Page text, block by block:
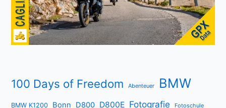
100 Days of Freedom Abenteuer BMW
BMW K1200 Bonn D800 D800E Fotografie Fotoschule